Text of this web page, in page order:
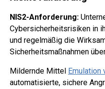
NIS2-Anforderung:
Cybersicherheitsrisiken in
und regelmäßig die
Sicherheitsmaßnahmen
Mildernde Mittel
automatisierte, sichere